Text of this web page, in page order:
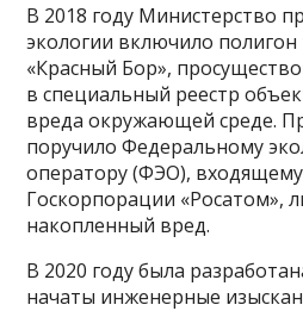
В 2018 году Министерство
экологии включило
«Красный Бор»,
в специальный реестр
вреда окружающей среде.
поручило Федеральному
оператору (ФЭО), входящему
Госкорпорации «Росатом»,
накопленный вред.
В 2020 году была
начаты инженерные